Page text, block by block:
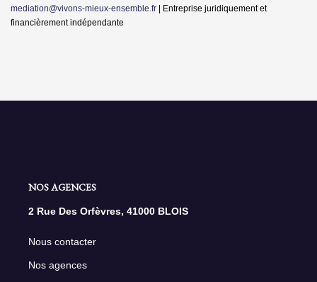
mediation@vivons-mieux-ensemble.fr | Entreprise juridiquement et
financièrement indépendante
NOS AGENCES
2 Rue Des Orfèvres, 41000 BLOIS
Nous contacter
Nos agences